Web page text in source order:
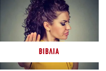
ΒΙΒΛΊΑ